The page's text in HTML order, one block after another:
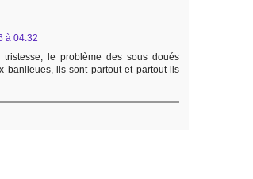
à 04:32
le problème des sous doués
banlieues, ils sont partout et partout ils